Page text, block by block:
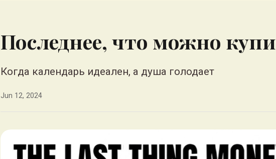
Последнее, что можно
Когда календарь идеален, а душа голодает
Jun 12, 2024